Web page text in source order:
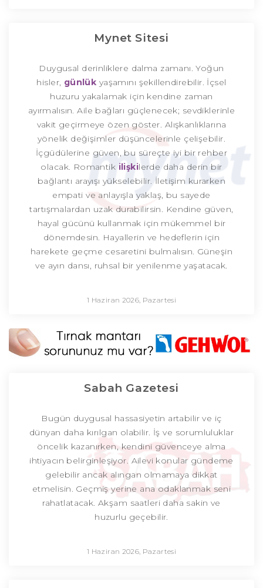
Mynet Sitesi
Duygusal derinliklere dalma zamanı. Yoğun
hisler, günlük yaşamını şekillendirebilir. İçsel
huzuru yakalamak için kendine zaman
ayırmalısın. Aile bağları güçlenecek; sevdiklerinle
vakit geçirmeye özen göster. Alışkanlıklarına
yönelik değişimler düşüncelerinle çelişebilir.
İçgüdülerine güven, bu süreçte iyi bir rehber
olacak. Romantik ilişkilerde daha derin bir
bağlantı arayışı yükselebilir. İletişim kurarken
empati ve anlayışla yaklaş, bu sayede
tartışmalardan uzak durabilirsin. Kendine güven,
hayal gücünü kullanmak için mükemmel bir
dönemdesin. Hayallerin ve hedeflerin için
harekete geçme cesaretini bulmalısın. Güneşin
ve ayın dansı, ruhsal bir yenilenme yaşatacak.
1 Haziran 2026, Pazartesi
Sabah Gazetesi
Bugün duygusal hassasiyetin artabilir ve iç
dünyan daha kırılgan olabilir. İş ve sorumluluklar
öncelik kazanırken, kendini güvenceye alma
ihtiyacın belirginleşiyor. Ailevi konular gündeme
gelebilir ancak alıngan olmamaya dikkat
etmelisin. Geçmiş yerine ana odaklanmak seni
rahatlatacak. Akşam saatleri daha sakin ve
huzurlu geçebilir.
1 Haziran 2026, Pazartesi